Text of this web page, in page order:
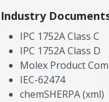
Industry
IPC 1752A Class C
IPC 1752A Class D
Molex Product
IEC-62474
chemSHERPA (xml)